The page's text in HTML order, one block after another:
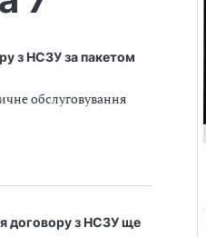
з НСЗУ за пакетом
обслуговування
договору з НСЗУ ще